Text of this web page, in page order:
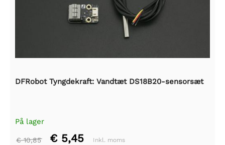
DFRobot Tyngdekraft: Vandtæt DS18B20-sensorsæt
På lager
€ 10,85 € 5,45 Inkl. moms